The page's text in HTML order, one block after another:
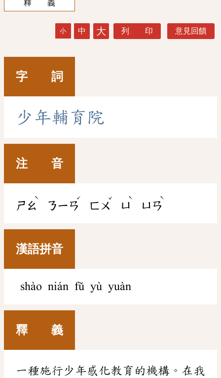
釋 義
小 中 大 列 印 意見回饋
字 詞
少 年輔育院
注 音
ㄕㄠ
ˋ
ㄋㄧㄢ
ˊ
ㄈㄨ
ˇ
ㄩ
ˋ
ㄩㄢ
ˋ
漢語拼音
shào nián fǔ yù yuàn
釋 義
一種施行少年感化教育的機構。在我